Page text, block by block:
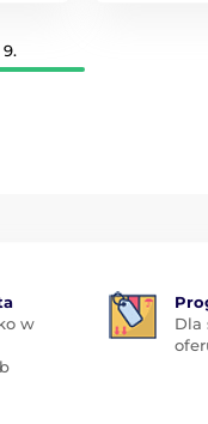
w
Dla